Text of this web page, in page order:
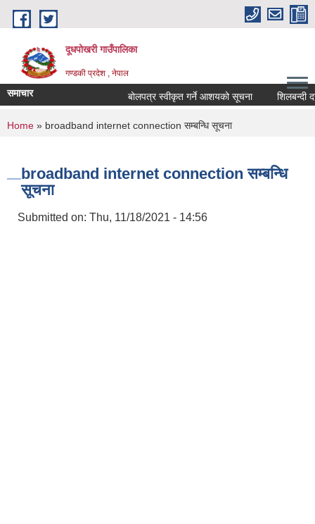
Skip to main content
दूधपोखरी गाउँपालिका
गण्डकी प्रदेश , नेपाल
समाचार बोलपत्र स्वीकृत गर्ने आशयको सूचना शिलबन्दी
You are here
Home » broadband internet connection सम्बन्धि सूचना
broadband internet connection सम्बन्धि
सूचना
Submitted on: Thu, 11/18/2021 - 14:56